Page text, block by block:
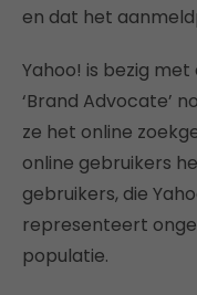
en dat het
Yahoo! is bezig
‘Brand Advocate’
ze het online
online gebruikers
gebruikers, die
representeert
populatie.